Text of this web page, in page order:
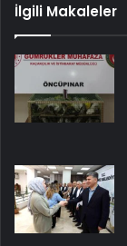
İlgili Makaleler